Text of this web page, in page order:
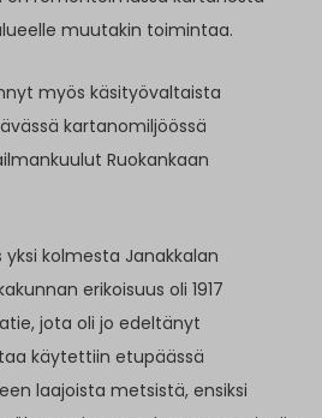
muutakin toimintaa.
myös käsityövaltaista
kartanomiljöössä
Ruokankaan
kolmesta Janakkalan
erikoisuus oli 1917
jota oli jo edeltänyt
käytettiin etupäässä
laajoista metsistä, ensiksi